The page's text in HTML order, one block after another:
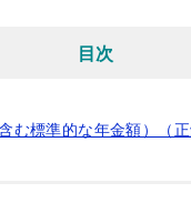
目次
む標準的な年金額）（正